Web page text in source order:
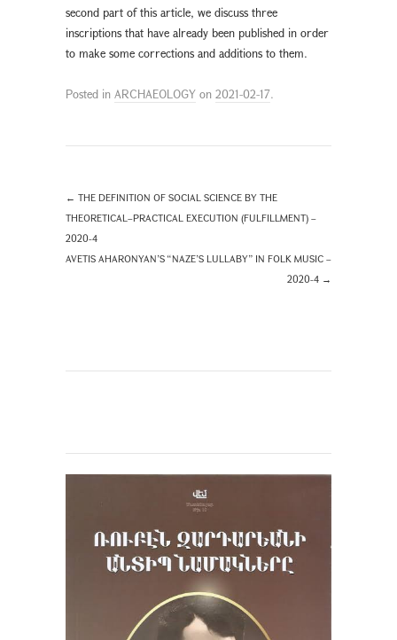
second part of this article, we discuss three
inscriptions that have already been published in order
to make some corrections and additions to them.
Posted in ARCHAEOLOGY on 2021-02-17.
← THE DEFINITION OF SOCIAL SCIENCE BY THE
THEORETICAL–PRACTICAL EXECUTION (FULFILLMENT) –
2020-4
AVETIS AHARONYAN’S “NAZE’S LULLABY” IN FOLK MUSIC –
2020-4 →